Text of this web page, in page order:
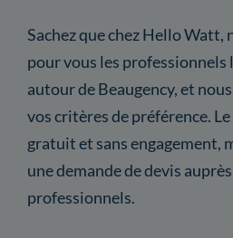
Sachez que chez Hello Watt,
pour vous les professionnels
autour de Beaugency, et
vos critères de préférence.
gratuit et sans engagement,
une demande de devis
professionnels.